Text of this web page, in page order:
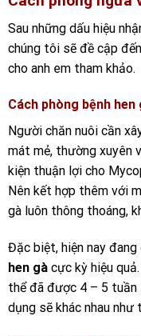
Sau những dấu hiệu
chúng tôi sẽ đề cập
cho anh em tham khảo.
Cách phòng bệnh hen
Người chăn nuôi cần
mát mẻ, thường xuyên
kiện thuận lợi cho
Nên kết hợp thêm với
gà luôn thông thoáng,
Đặc biệt, hiện nay
hen gà cực kỳ hiệu
thể đã được 4 – 5 tuần
dụng sẽ khác nhau